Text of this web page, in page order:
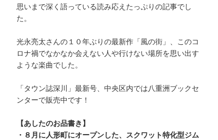
思いまで深く語っている読み応えたっぷりの記事でし
た。
光永亮太さんの１０年ぶりの最新作「風の街」、このコ
ロナ禍でなかなか会えない人や行けない場所を思い出す
ような楽曲でした。
「タウン誌深川」最新号、中央区内では八重洲ブックセ
ンターで販売中です！
【あしたのお品書き】
・８月に人形町にオープンした、スクワット特化型ジム